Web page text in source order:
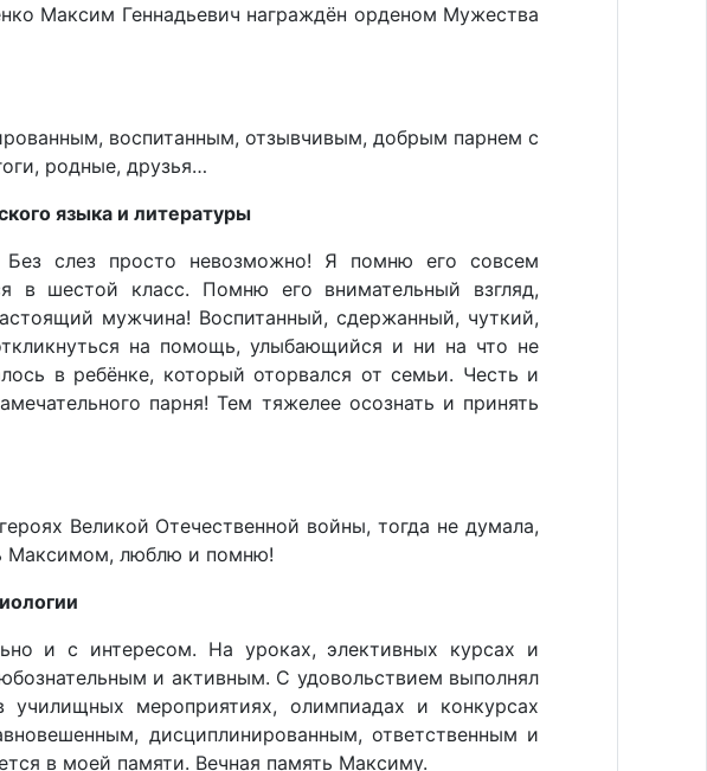
Максим Геннадьевич награждён орденом Мужества
воспитанным, отзывчивым, добрым парнем с
родные, друзья…
языка и литературы
слез просто невозможно! Я помню его совсем
в шестой класс. Помню его внимательный взгляд,
мужчина! Воспитанный, сдержанный, чуткий,
на помощь, улыбающийся и ни на что не
в ребёнке, который оторвался от семьи. Честь и
парня! Тем тяжелее осознать и принять
Великой Отечественной войны, тогда не думала,
Максимом, люблю и помню!
и с интересом. На уроках, элективных курсах и
и активным. С удовольствием выполнял
училищных мероприятиях, олимпиадах и конкурсах
дисциплинированным, ответственным и
в моей памяти. Вечная память Максиму.